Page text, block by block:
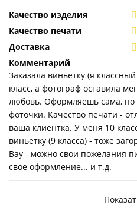
Качество изделия
Качество печати
Доставка
Комментарий
Заказала виньетку (я
класс, а фотограф оставила
любовь. Оформляешь сама, по
фоточки. Качество печати -
ваша клиентка. У меня 10
виньетку (9 класса) - тоже
Вау - можно свои пожелания
свое оформление... и т.д.